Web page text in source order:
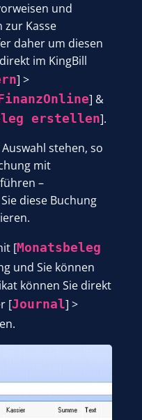
und
zur Kasse
daher um diesen
im KingBill
] >
] &
erstellen].
stehen, so
mit
–
diese Buchung
[Monatsbeleg
und Sie können
können Sie direkt
[Journal] >